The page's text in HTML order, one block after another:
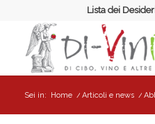
Lista dei
Sei in: Home / Articoli e news /